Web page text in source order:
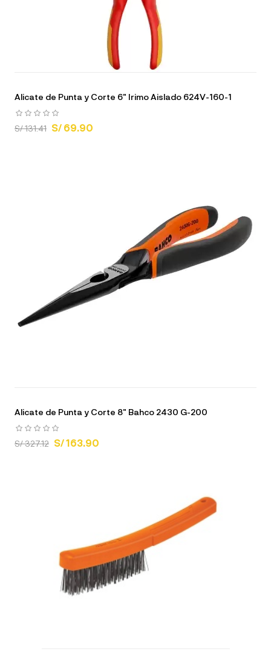
Alicate de Punta y Corte 6" Irimo Aislado 624V-160-1
S/ 131.41 S/ 69.90
Alicate de Punta y Corte 8" Bahco 2430 G-200
S/ 327.12 S/ 163.90